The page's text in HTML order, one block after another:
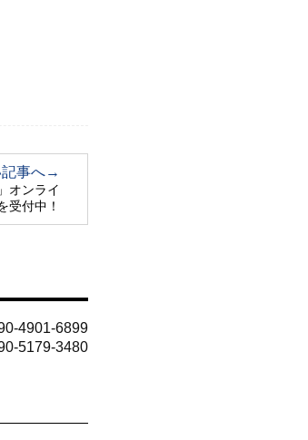
記事へ→
オンライ
受付中！
4901-6899
5179-3480